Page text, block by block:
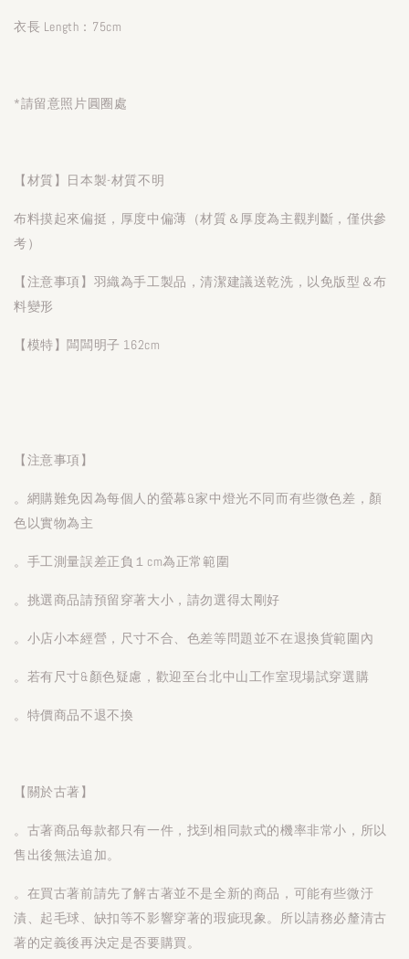
衣長 Length：75cm
*請留意照片圓圈處
【材質】日本製-材質不明
布料摸起來偏挺，厚度中偏薄（材質＆厚度為主觀判斷，僅供參
考）
【注意事項】羽織為手工製品，清潔建議送乾洗，以免版型＆布
料變形
【模特】闆闆明子 162cm
【注意事項】
。網購難免因為每個人的螢幕&家中燈光不同而有些微色差，顏
色以實物為主
。手工測量誤差正負１cm為正常範圍
。挑選商品請預留穿著大小，請勿選得太剛好
。小店小本經營，尺寸不合、色差等問題並不在退換貨範圍內
。若有尺寸&顏色疑慮，歡迎至台北中山工作室現場試穿選購
。特價商品不退不換
【關於古著】
。古著商品每款都只有一件，找到相同款式的機率非常小，所以
售出後無法追加。
。在買古著前請先了解古著並不是全新的商品，可能有些微汙
漬、起毛球、缺扣等不影響穿著的瑕疵現象。所以請務必釐清古
著的定義後再決定是否要購買。